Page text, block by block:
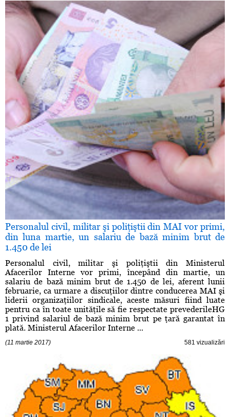
Personalul civil, militar şi poliţiştii din MAI vor primi,
din luna martie, un salariu de bază minim brut de
1.450 de lei
Personalul civil, militar şi poliţiştii din Ministerul
Afacerilor Interne vor primi, începând din martie, un
salariu de bază minim brut de 1.450 de lei, aferent lunii
februarie, ca urmare a discuţiilor dintre conducerea MAI şi
liderii organizaţiilor sindicale, aceste măsuri fiind luate
pentru ca în toate unităţile să fie respectate prevederileHG
1 privind salariul de bază minim brut pe ţară garantat în
plată. Ministerul Afacerilor Interne ...
(11 martie 2017) 581 vizualizări